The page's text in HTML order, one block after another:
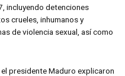
incluyendo detenciones
crueles, inhumanos y
de violencia sexual, así como
el presidente Maduro explicaron